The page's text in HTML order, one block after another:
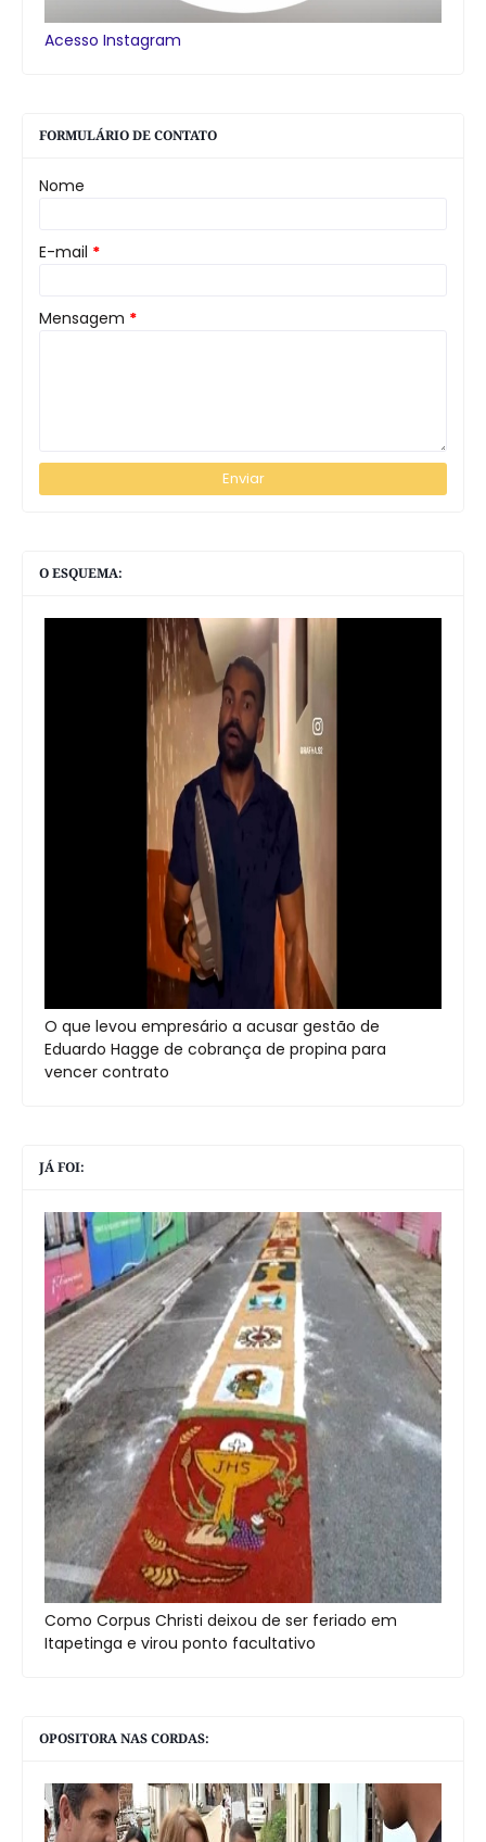
Acesso Instagram
FORMULÁRIO DE CONTATO
Nome
E-mail *
Mensagem *
O ESQUEMA:
O que levou empresário a acusar gestão de
Eduardo Hagge de cobrança de propina para
vencer contrato
JÁ FOI:
Como Corpus Christi deixou de ser feriado em
Itapetinga e virou ponto facultativo
OPOSITORA NAS CORDAS: